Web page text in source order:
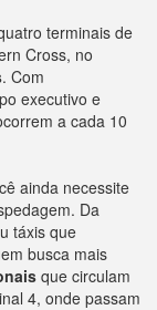
terminais de
Cross, no
. Com
executivo e
a cada 10
ainda necessite
Da
táxis que
busca mais
que circulam
4, onde passam